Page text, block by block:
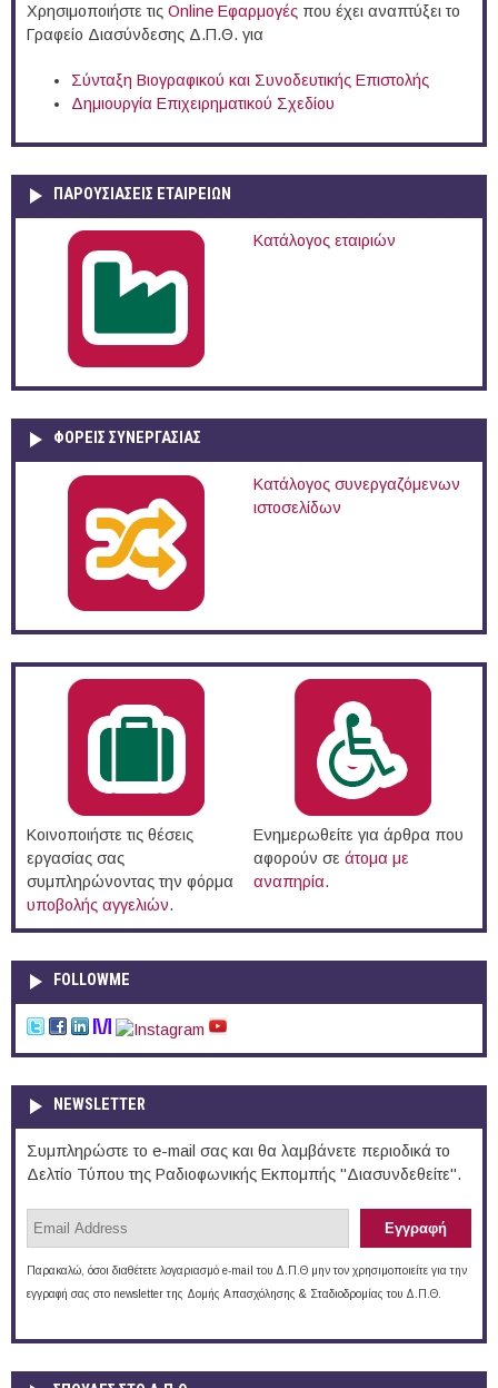
Χρησιμοποιήστε τις Online Eφαρμογές που έχει αναπτύξει το
Γραφείο Διασύνδεσης Δ.Π.Θ. για
Σύνταξη Βιογραφικού και Συνοδευτικής Επιστολής
Δημιουργία Επιχειρηματικού Σχεδίου
ΠΑΡΟΥΣΙΆΣΕΙΣ ΕΤΑΙΡΕΙΏΝ
Κατάλογος εταιριών
ΦΟΡΕΙΣ ΣΥΝΕΡΓΑΣΙΑΣ
Κατάλογος συνεργαζόμενων
ιστοσελίδων
Κοινοποιήστε τις θέσεις
εργασίας σας
συμπληρώνοντας την φόρμα
υποβολής αγγελιών.
Ενημερωθείτε για άρθρα που
αφορούν σε άτομα με
αναπηρία.
FOLLOWME
NEWSLETTER
Συμπληρώστε το e-mail σας και θα λαμβάνετε περιοδικά το
Δελτίο Τύπου της Ραδιοφωνικής Εκπομπής "Διασυνδεθείτε".
Παρακαλώ, όσοι διαθέτετε λογαριασμό e-mail του Δ.Π.Θ μην τον χρησιμοποιείτε για την
εγγραφή σας στο newsletter της Δομής Απασχόλησης & Σταδιοδρομίας του Δ.Π.Θ.